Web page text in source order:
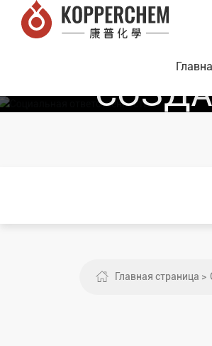
Главная страница